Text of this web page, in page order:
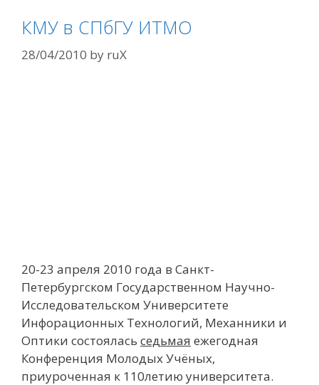
КМУ в СПбГУ ИТМО
28/04/2010 by ruX
20-23 апреля 2010 года в Санкт-
Петербургском Государственном Научно-
Исследовательском Университете
Инфорационных Технологий, Механники и
Оптики состоялась седьмая ежегодная
Конференция Молодых Учёных,
приуроченная к 110летию университета.